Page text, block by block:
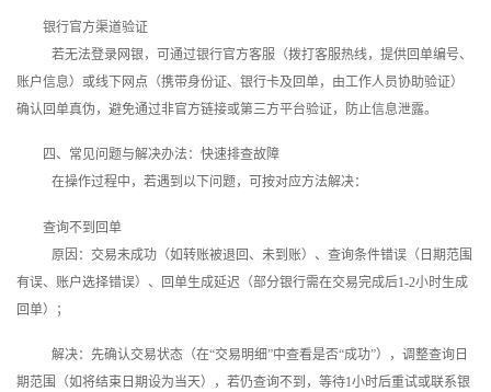
银行官方渠道验证
若无法登录网银，可通过银行官方客服（拨打客服热线，提供回单编号、
账户信息）或线下网点（携带身份证、银行卡及回单，由工作人员协助验证）
确认回单真伪，避免通过非官方链接或第三方平台验证，防止信息泄露。
四、常见问题与解决办法：快速排查故障
在操作过程中，若遇到以下问题，可按对应方法解决：
查询不到回单
原因：交易未成功（如转账被退回、未到账）、查询条件错误（日期范围
有误、账户选择错误）、回单生成延迟（部分银行需在交易完成后1-2小时生成
回单）；
解决：先确认交易状态（在“交易明细”中查看是否“成功”），调整查询日
期范围（如将结束日期设为当天），若仍查询不到，等待1小时后重试或联系银